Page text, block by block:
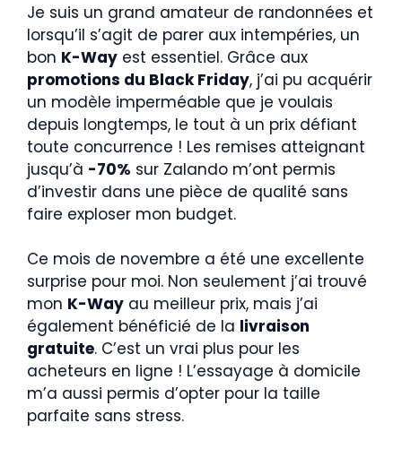
Je suis un grand amateur de randonnées et
lorsqu’il s’agit de parer aux intempéries, un
bon K-Way est essentiel. Grâce aux
promotions du Black Friday, j’ai pu acquérir
un modèle imperméable que je voulais
depuis longtemps, le tout à un prix défiant
toute concurrence ! Les remises atteignant
jusqu’à -70% sur Zalando m’ont permis
d’investir dans une pièce de qualité sans
faire exploser mon budget.
Ce mois de novembre a été une excellente
surprise pour moi. Non seulement j’ai trouvé
mon K-Way au meilleur prix, mais j’ai
également bénéficié de la livraison
gratuite. C’est un vrai plus pour les
acheteurs en ligne ! L’essayage à domicile
m’a aussi permis d’opter pour la taille
parfaite sans stress.